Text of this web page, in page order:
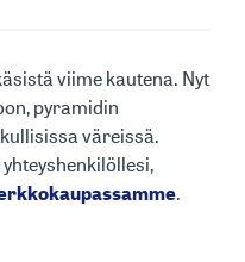
viime kautena. Nyt
pyramidin
väreissä.
.